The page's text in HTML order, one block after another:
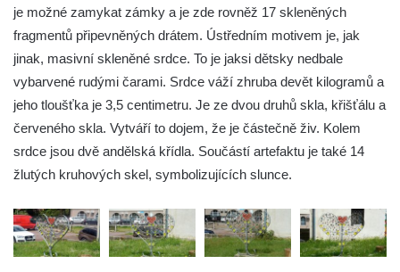
Socha Rosomák v ZOO Hluboká
Socha Beruška v ZOO Hluboká
Socha Vážka v ZOO Hluboká
Socha Volavka v ZOO Hluboká
Flamingo trůn v ZOO Hluboká
Lysá nad Labem, barokní město Šporkovo
Socha Roháč v ZOO Hluboká
Socha Mystik v ZOO Hluboká
je možné zamykat zámky a je zde rovněž 17 skleněných
fragmentů připevněných drátem. Ústředním motivem je, jak
jinak, masivní skleněné srdce. To je jaksi dětsky nedbale
vybarvené rudými čarami. Srdce váží zhruba devět kilogramů a
jeho tloušťka je 3,5 centimetru. Je ze dvou druhů skla, křišťálu a
červeného skla. Vytváří to dojem, že je částečně živ. Kolem
srdce jsou dvě andělská křídla. Součástí artefaktu je také 14
žlutých kruhových skel, symbolizujících slunce.